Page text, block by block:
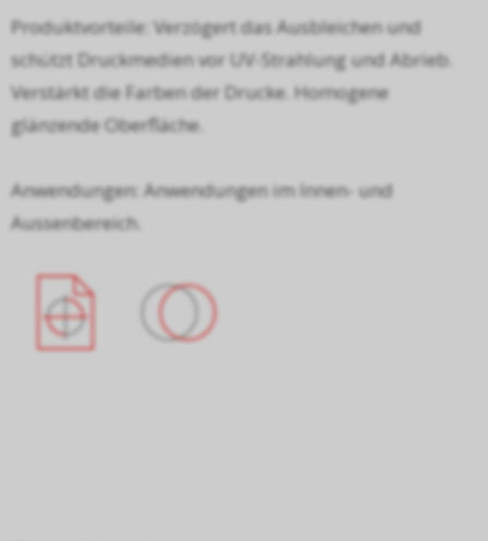
Produktvorteile: Verzögert das Ausbleichen und
schützt Druckmedien vor UV-Strahlung und Abrieb.
Verstärkt die Farben der Drucke. Homogene
glänzende Oberfläche.
Anwendungen: Anwendungen im Innen- und
Aussenbereich.